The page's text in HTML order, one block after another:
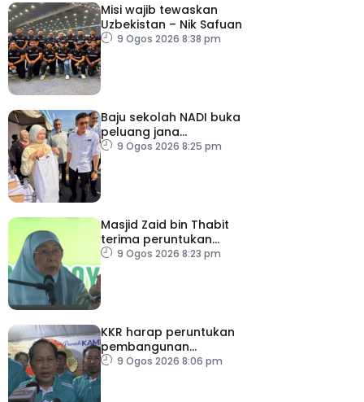
Misi wajib tewaskan
Uzbekistan – Nik Safuan
9 Ogos 2026 8:38 pm
Baju sekolah NADI buka
peluang jana
pendapatan, bantu
9 Ogos 2026 8:25 pm
Masjid Zaid bin Thabit
terima peruntukan
RM100,000
9 Ogos 2026 8:23 pm
KKR harap peruntukan
pembangunan
ditingkatkan
9 Ogos 2026 8:06 pm